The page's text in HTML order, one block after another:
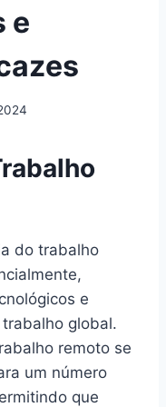
e
do trabalho
e
global.
remoto se
um número
que